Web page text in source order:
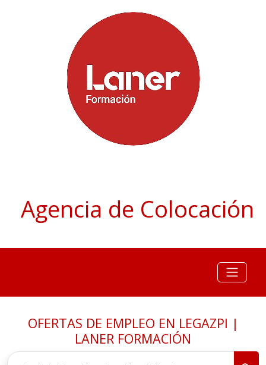
Agencia de Colocación
OFERTAS DE EMPLEO EN LEGAZPI |
LANER FORMACIÓN